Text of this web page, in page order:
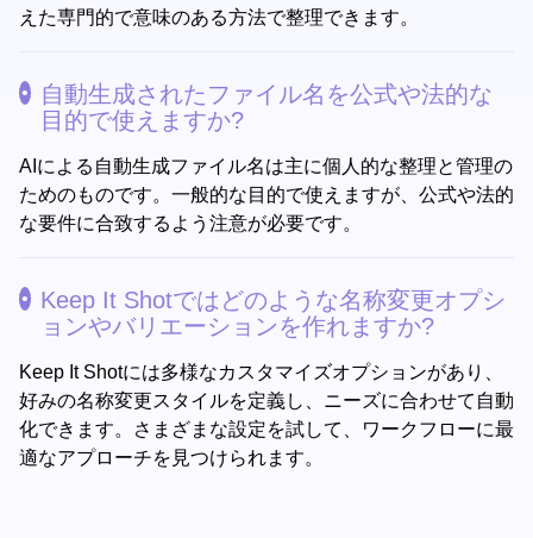
えた専門的で意味のある方法で整理できます。
自動生成されたファイル名を公式や法的な
目的で使えますか?
AIによる自動生成ファイル名は主に個人的な整理と管理の
ためのものです。一般的な目的で使えますが、公式や法的
な要件に合致するよう注意が必要です。
Keep It Shotではどのような名称変更オプシ
ョンやバリエーションを作れますか?
Keep It Shotには多様なカスタマイズオプションがあり、
好みの名称変更スタイルを定義し、ニーズに合わせて自動
化できます。さまざまな設定を試して、ワークフローに最
適なアプローチを見つけられます。